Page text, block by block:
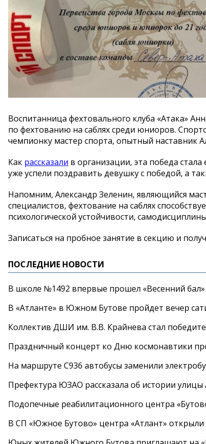
Воспитанница фехтовального клуба «Атака»
по фехтованию на саблях среди юниоров.
чемпионку мастер спорта, опытный наставник
Как рассказали в организации, эта победа
уже успели поздравить девушку с победой, а
Напомним, Александр Зеленин, являющийся
специалистов, фехтование на саблях
психологической устойчивости,
Записаться на пробное занятие в секцию и
ПОСЛЕДНИЕ НОВОСТИ
В школе №1492 впервые прошел «Весенний бал»
В «Атланте» в Южном Бутове пройдет вечер
Коллектив ДШИ им. В.В. Крайнева стал
Праздничный концерт ко Дню космонавтики
На маршруте С936 автобусы заменили
Префектура ЮЗАО рассказала об истории
Подопечные реабилитационного центра
В СП «Южное Бутово» центра «Атлант» открыли